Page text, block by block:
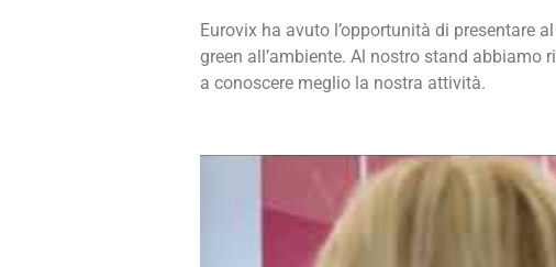
Eurovix ha avuto l’opportunità di presentare
green all’ambiente. Al nostro stand abbiamo
a conoscere meglio la nostra attività.